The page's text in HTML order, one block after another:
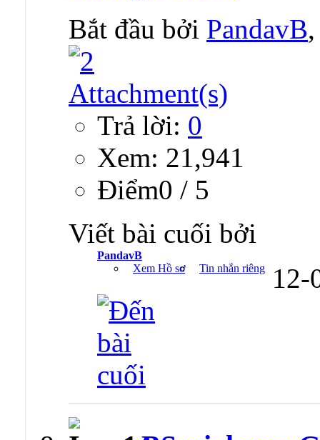
Bắt đầu bởi PandavB
Trả lời: 0
Xem: 21,941
Ðiểm0 / 5
Viết bài cuối bởi
PandavB
Xem Hồ sơ
Tin nhắn riêng